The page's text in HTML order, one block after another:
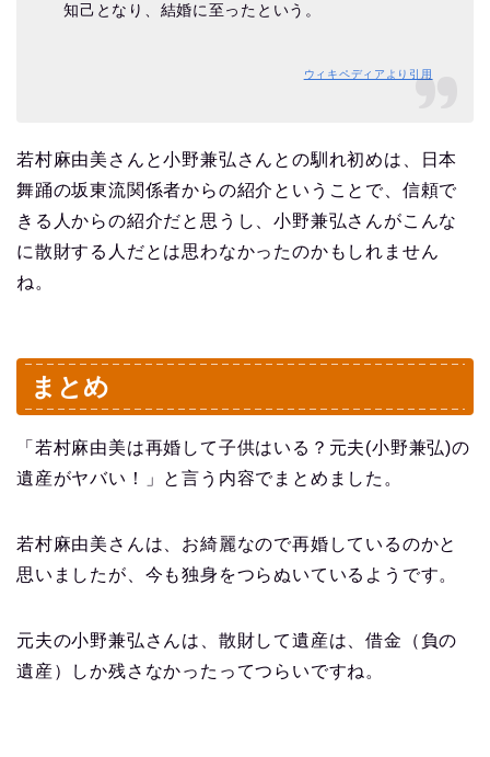
知己となり、結婚に至ったという。
ウィキペディアより引用
若村麻由美さんと小野兼弘さんとの馴れ初めは、日本
舞踊の坂東流関係者からの紹介ということで、信頼で
きる人からの紹介だと思うし、小野兼弘さんがこんな
に散財する人だとは思わなかったのかもしれません
ね。
まとめ
「若村麻由美は再婚して子供はいる？元夫(小野兼弘)の
遺産がヤバい！」と言う内容でまとめました。
若村麻由美さんは、お綺麗なので再婚しているのかと
思いましたが、今も独身をつらぬいているようです。
元夫の小野兼弘さんは、散財して遺産は、借金（負の
遺産）しか残さなかったってつらいですね。